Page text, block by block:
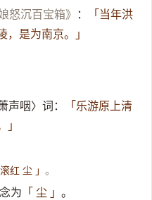
怒沉百宝箱》
：
「当年洪
，是为南京。」
声咽〉词：
「乐游原上清
」
滚红 尘 」。
为 「 尘 」 。